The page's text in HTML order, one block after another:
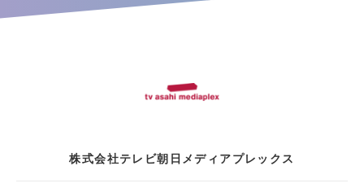
株式会社テレビ朝日メディアプレックス